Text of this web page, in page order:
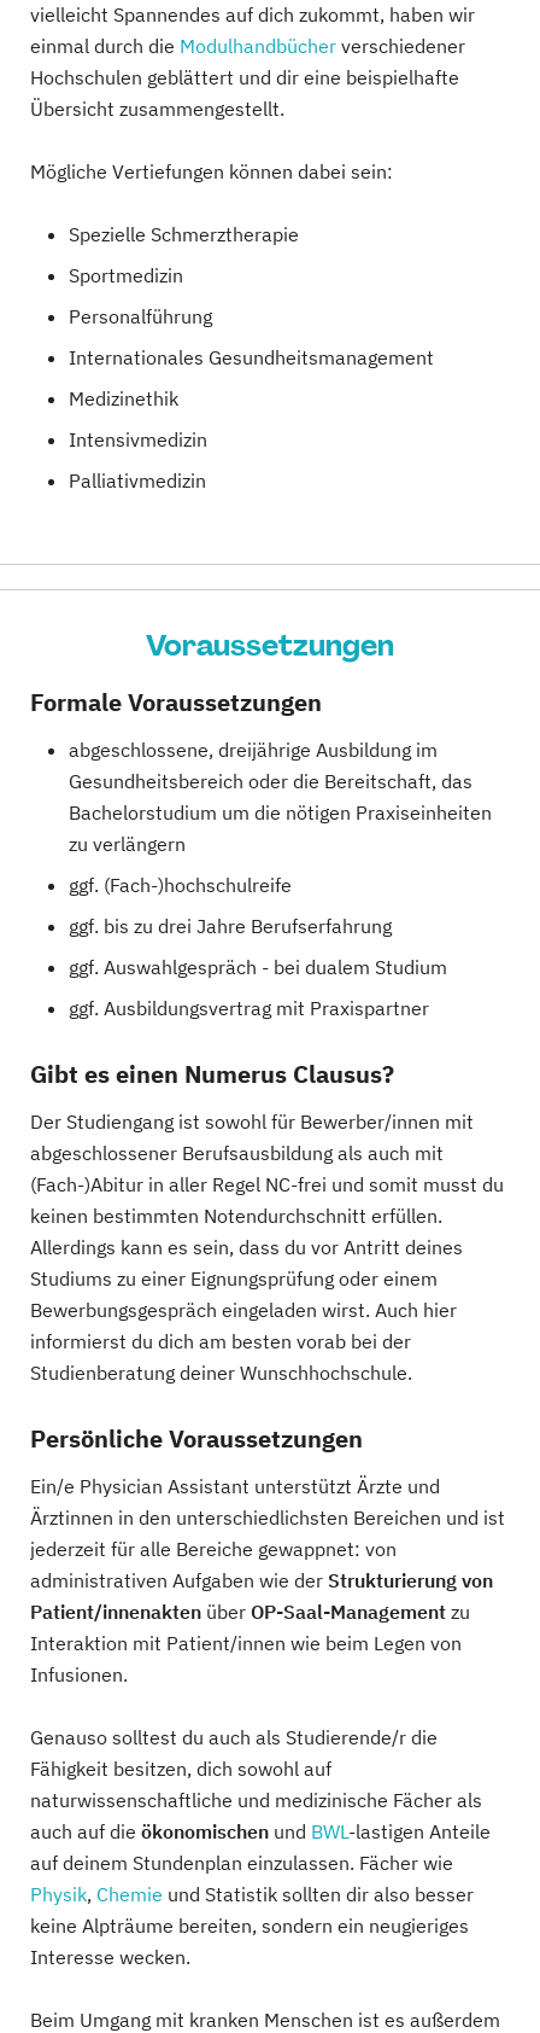
vielleicht Spannendes auf dich zukommt, haben wir
einmal durch die Modulhandbücher verschiedener
Hochschulen geblättert und dir eine beispielhafte
Übersicht zusammengestellt.
Mögliche Vertiefungen können dabei sein:
Spezielle Schmerztherapie
Sportmedizin
Personalführung
Internationales Gesundheitsmanagement
Medizinethik
Intensivmedizin
Palliativmedizin
Voraussetzungen
Formale Voraussetzungen
abgeschlossene, dreijährige Ausbildung im
Gesundheitsbereich oder die Bereitschaft, das
Bachelorstudium um die nötigen Praxiseinheiten
zu verlängern
ggf. (Fach-)hochschulreife
ggf. bis zu drei Jahre Berufserfahrung
ggf. Auswahlgespräch - bei dualem Studium
ggf. Ausbildungsvertrag mit Praxispartner
Gibt es einen Numerus Clausus?
Der Studiengang ist sowohl für Bewerber/innen mit
abgeschlossener Berufsausbildung als auch mit
(Fach-)Abitur in aller Regel NC-frei und somit musst du
keinen bestimmten Notendurchschnitt erfüllen.
Allerdings kann es sein, dass du vor Antritt deines
Studiums zu einer Eignungsprüfung oder einem
Bewerbungsgespräch eingeladen wirst. Auch hier
informierst du dich am besten vorab bei der
Studienberatung deiner Wunschhochschule.
Persönliche Voraussetzungen
Ein/e Physician Assistant unterstützt Ärzte und
Ärztinnen in den unterschiedlichsten Bereichen und ist
jederzeit für alle Bereiche gewappnet: von
administrativen Aufgaben wie der Strukturierung von
Patient/innenakten über OP-Saal-Management zu
Interaktion mit Patient/innen wie beim Legen von
Infusionen.
Genauso solltest du auch als Studierende/r die
Fähigkeit besitzen, dich sowohl auf
naturwissenschaftliche und medizinische Fächer als
auch auf die ökonomischen und BWL-lastigen Anteile
auf deinem Stundenplan einzulassen. Fächer wie
Physik, Chemie und Statistik sollten dir also besser
keine Alpträume bereiten, sondern ein neugieriges
Interesse wecken.
Beim Umgang mit kranken Menschen ist es außerdem